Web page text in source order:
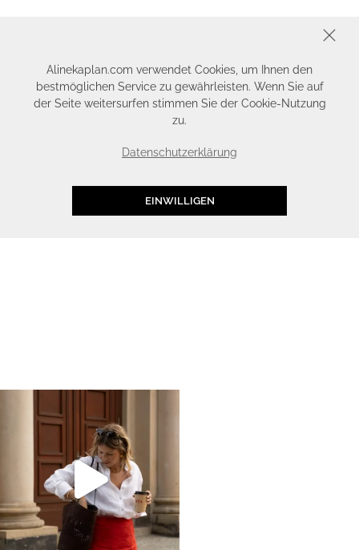
Alinekaplan.com verwendet Cookies, um Ihnen den
bestmöglichen Service zu gewährleisten. Wenn Sie auf
der Seite weitersurfen stimmen Sie der Cookie-Nutzung
zu.
Datenschutzerklärung
EINWILLIGEN